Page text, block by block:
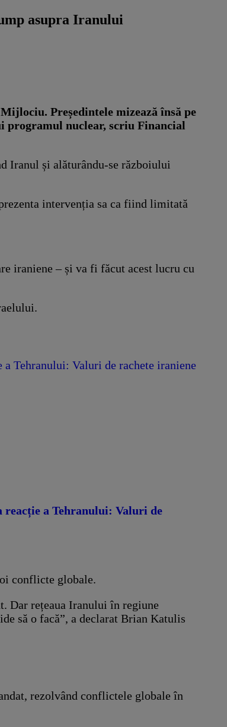
asupra Iranului
Președintele mizează însă pe
programul nuclear, scriu Financial
Iranul și alăturându-se războiului
intervenția sa ca fiind limitată
iraniene – și va fi făcut acest lucru cu
Tehranului: Valuri de rachete iraniene
a Tehranului: Valuri de
conflicte globale.
Dar rețeaua Iranului în regiune
să o facă”, a declarat Brian Katulis
rezolvând conflictele globale în